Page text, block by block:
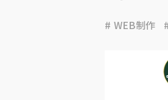
WEB制作